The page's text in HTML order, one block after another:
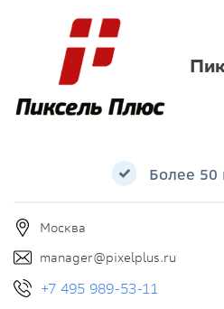
Более 50
Москва
manager@pixelplus.ru
+7 495 989-53-11